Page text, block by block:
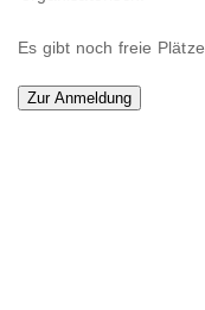
Es gibt noch freie Plätze